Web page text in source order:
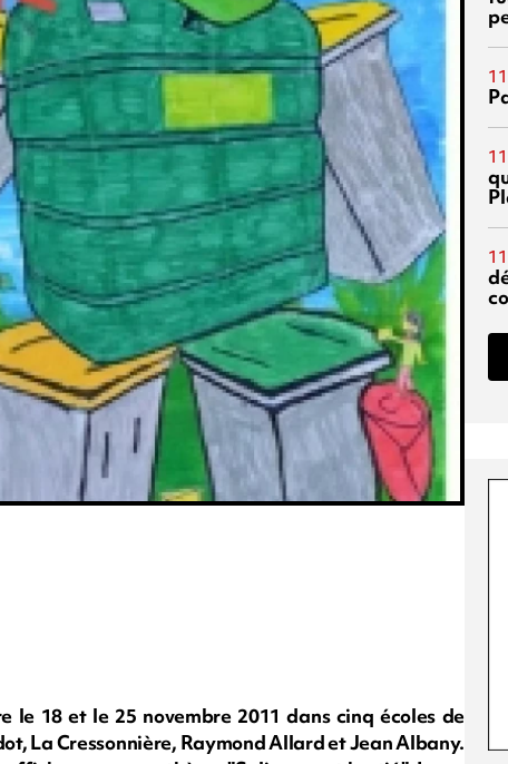
le 18 et le 25 novembre 2011 dans cinq écoles de
La Cressonnière, Raymond Allard et Jean Albany.